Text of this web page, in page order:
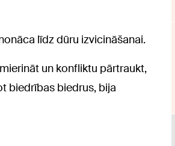
līdz dūru izvicināšanai.
un konfliktu pārtraukt,
biedrības biedrus, bija